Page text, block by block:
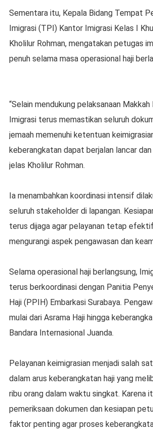
Sementara itu, Kepala Bidang Tempat
Imigrasi (TPI) Kantor Imigrasi Kelas I
Kholilur Rohman, mengatakan petugas
penuh selama masa operasional haji
“Selain mendukung pelaksanaan
Imigrasi terus memastikan seluruh
jemaah memenuhi ketentuan
keberangkatan dapat berjalan lancar dan
jelas Kholilur Rohman.
Ia menambahkan koordinasi intensif
seluruh stakeholder di lapangan.
terus dijaga agar pelayanan tetap
mengurangi aspek pengawasan dan
Selama operasional haji berlangsung,
terus berkoordinasi dengan Panitia
Haji (PPIH) Embarkasi Surabaya.
mulai dari Asrama Haji hingga
Bandara Internasional Juanda.
Pelayanan keimigrasian menjadi salah
dalam arus keberangkatan haji yang
ribu orang dalam waktu singkat. Karena
pemeriksaan dokumen dan kesiapan
faktor penting agar proses